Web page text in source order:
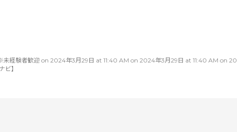
未経験者歓迎 on 2024年3月29日 at 11:40 AM on 2024年3月29日 at 11:40 AM on
ビ】